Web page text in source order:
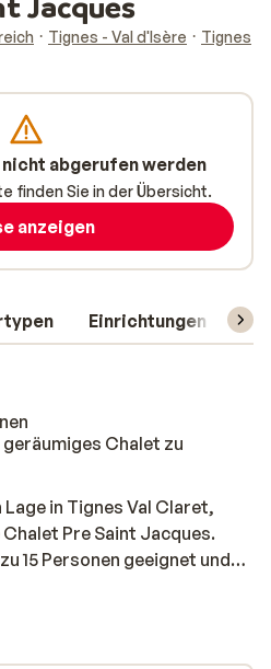
Tignes - Val d'Isère
Tignes
Einrichtungen
geräumiges Chalet zu
in Tignes Val Claret,
Pre Saint Jacques.
15 Personen geeignet und
5 Badezimmer und ein
nur 500 Meter entfernt.
abgerufen werden
finden Sie in der Übersicht.
anzeigen